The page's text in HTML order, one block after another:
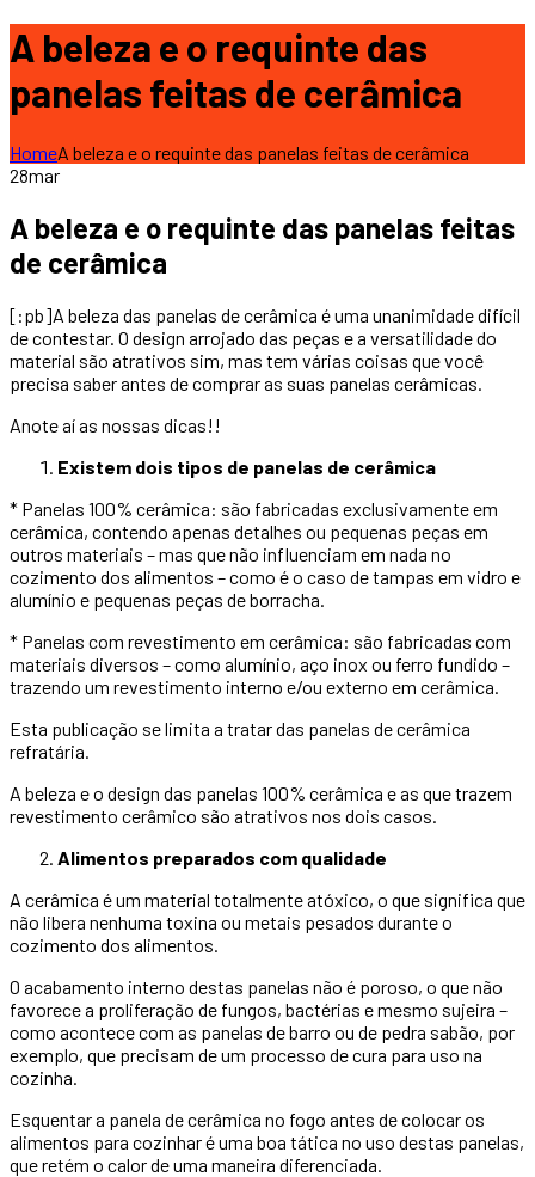
A beleza e o requinte das
panelas feitas de cerâmica
HomeA beleza e o requinte das panelas feitas de cerâmica
28mar
A beleza e o requinte das panelas feitas
de cerâmica
[:pb]A beleza das panelas de cerâmica é uma unanimidade difícil
de contestar. O design arrojado das peças e a versatilidade do
material são atrativos sim, mas tem várias coisas que você
precisa saber antes de comprar as suas panelas cerâmicas.
Anote aí as nossas dicas!!
Existem dois tipos de panelas de cerâmica
* Panelas 100% cerâmica: são fabricadas exclusivamente em
cerâmica, contendo apenas detalhes ou pequenas peças em
outros materiais – mas que não influenciam em nada no
cozimento dos alimentos – como é o caso de tampas em vidro e
alumínio e pequenas peças de borracha.
* Panelas com revestimento em cerâmica: são fabricadas com
materiais diversos – como alumínio, aço inox ou ferro fundido –
trazendo um revestimento interno e/ou externo em cerâmica.
Esta publicação se limita a tratar das panelas de cerâmica
refratária.
A beleza e o design das panelas 100% cerâmica e as que trazem
revestimento cerâmico são atrativos nos dois casos.
Alimentos preparados com qualidade
A cerâmica é um material totalmente atóxico, o que significa que
não libera nenhuma toxina ou metais pesados durante o
cozimento dos alimentos.
O acabamento interno destas panelas não é poroso, o que não
favorece a proliferação de fungos, bactérias e mesmo sujeira –
como acontece com as panelas de barro ou de pedra sabão, por
exemplo, que precisam de um processo de cura para uso na
cozinha.
Esquentar a panela de cerâmica no fogo antes de colocar os
alimentos para cozinhar é uma boa tática no uso destas panelas,
que retém o calor de uma maneira diferenciada.